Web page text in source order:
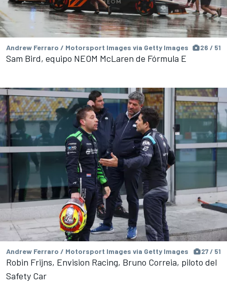
Andrew Ferraro / Motorsport Images via Getty Images 26 / 51
Sam Bird, equipo NEOM McLaren de Fórmula E
Andrew Ferraro / Motorsport Images via Getty Images 27 / 51
Robin Frijns, Envision Racing, Bruno Correia, piloto del
Safety Car